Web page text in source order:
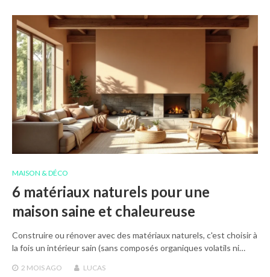
MAISON & DÉCO
6 matériaux naturels pour une
maison saine et chaleureuse
Construire ou rénover avec des matériaux naturels, c'est choisir à
la fois un intérieur sain (sans composés organiques volatils ni…
2 MOIS AGO LUCAS